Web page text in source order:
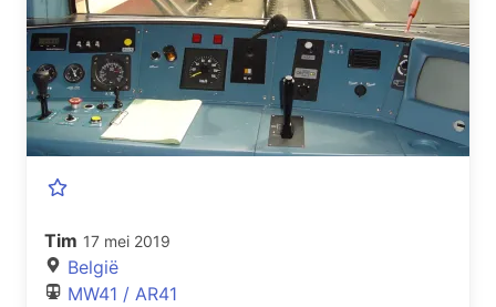
Tim 17 mei 2019
België
MW41 / AR41